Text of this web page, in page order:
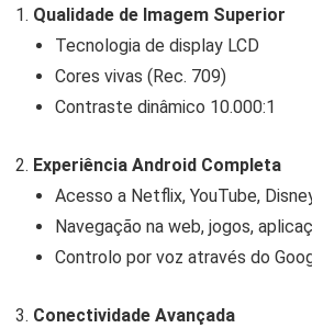
Qualidade de Imagem Superior
Tecnologia de display LCD
Cores vivas (Rec. 709)
Contraste dinâmico 10.000:1
Experiência Android Completa
Acesso a Netflix, YouTube,
Navegação na web, jogos,
Controlo por voz através do
Conectividade Avançada